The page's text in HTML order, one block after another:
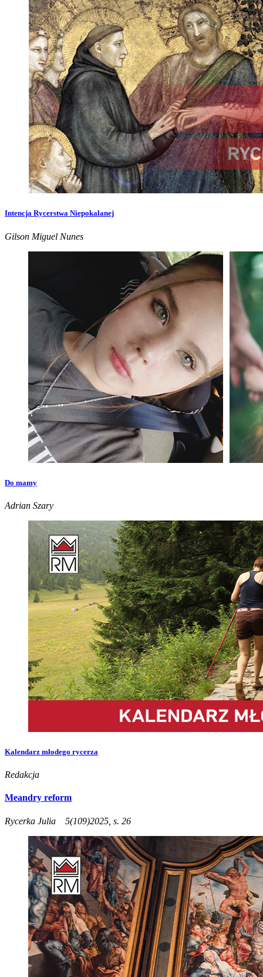
Intencja Rycerstwa Niepokalanej
Gilson Miguel Nunes
Do mamy
Adrian Szary
Kalendarz młodego rycerza
Redakcja
Meandry reform
Rycerka Julia 5(109)2025, s. 26